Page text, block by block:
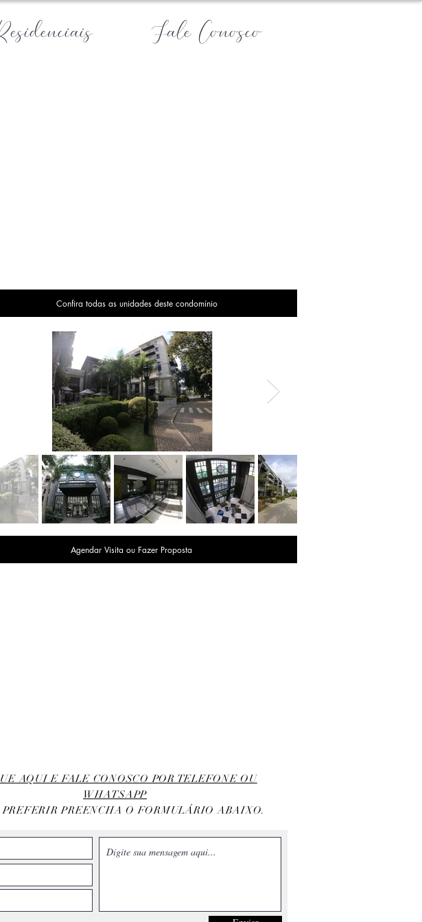
Fale Conosco
Confira todas as unidades deste condomínio
Agendar Visita ou Fazer Proposta
AQUI E FALE CONOSCO POR TELEFONE OU
WHATSAPP
PREFERIR PREENCHA O FORMULÁRIO ABAIXO.